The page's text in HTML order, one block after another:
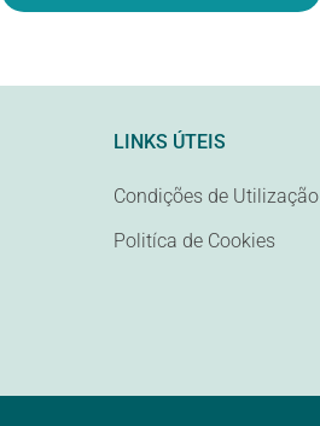
LINKS ÚTEIS
Condições de Utilização
Politíca de Cookies